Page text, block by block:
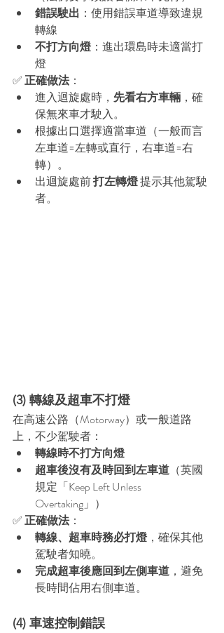
錯誤駛出 ：使用錯誤車道導致違規
轉線
不打方向燈：進出環島時未適當打
燈
✅ 正確做法：
進入迴旋處時， 先看右方車輛 ，確
保無來車才駛入。
根據出口選擇適當車道（一般而言
左車道=左轉或直行，右車道=右
轉）。
出迴旋處前 打左轉燈 提示其他駕駛
者。
(3) 轉線及超車不打燈
在高速公路（Motorway）或一般道路
上，不少駕駛者：
轉線時不打方向燈
超車後沒有及時回到左車道 （英國
規定「Keep Left Unless
Overtaking」）
✅ 正確做法：
轉線、超車時務必打燈，確保其他
駕駛者知曉。
完成超車後應回到左側車道 ，避免
長時間佔用右側車道。
(4) 車速控制錯誤